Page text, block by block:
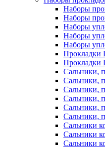
Наборы
Наборы
Наборы
Наборы
Наборы
Прокладки
Прокладки
Сальники,
Сальники,
Сальники,
Сальники,
Сальники,
Сальники,
Сальники
Сальники
Сальники